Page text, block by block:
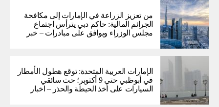
من تعزيز الزراعة في الإمارات إلى مكافحة
الجرائم المالية: حاكم دبي يترأس اجتماع
مجلس الوزراء ويوافق على مبادرات – خبر
الإمارات العربية المتحدة: توقع هطول الأمطار
في أبوظبي حتى 9 أكتوبر؛ حث سائقي
السيارات على أخذ الحيطة والحذر – اخبار